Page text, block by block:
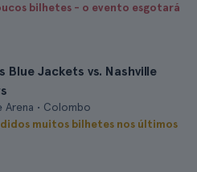
bilhetes - o evento esgotará
Blue Jackets vs. Nashville
Arena • Colombo
muitos bilhetes nos últimos